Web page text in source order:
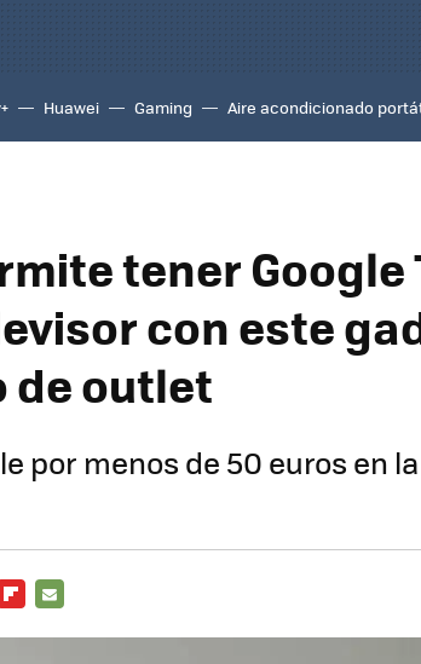
Huawei Gaming Aire acondicionado
tener Google
con este
de outlet
por menos de 50 euros en